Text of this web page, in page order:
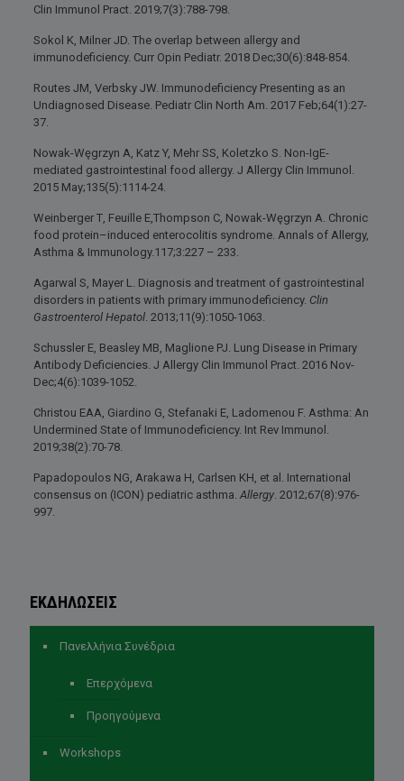
Clin Immunol Pract. 2019;7(3):788-798.
Sokol K, Milner JD. The overlap between allergy and
immunodeficiency. Curr Opin Pediatr. 2018 Dec;30(6):848-854.
Routes JM, Verbsky JW. Immunodeficiency Presenting as an
Undiagnosed Disease. Pediatr Clin North Am. 2017 Feb;64(1):27-
37.
Nowak-Węgrzyn A, Katz Y, Mehr SS, Koletzko S. Non-IgE-
mediated gastrointestinal food allergy. J Allergy Clin Immunol.
2015 May;135(5):1114-24.
Weinberger Τ, Feuille Ε,Thompson C, Nowak-Węgrzyn A. Chronic
food protein–induced enterocolitis syndrome. Annals of Allergy,
Asthma & Immunology.117;3:227 – 233.
Agarwal S, Mayer L. Diagnosis and treatment of gastrointestinal
disorders in patients with primary immunodeficiency. Clin
Gastroenterol Hepatol. 2013;11(9):1050-1063.
Schussler E, Beasley MB, Maglione PJ. Lung Disease in Primary
Antibody Deficiencies. J Allergy Clin Immunol Pract. 2016 Nov-
Dec;4(6):1039-1052.
Christou EAA, Giardino G, Stefanaki E, Ladomenou F. Asthma: An
Undermined State of Immunodeficiency. Int Rev Immunol.
2019;38(2):70-78.
Papadopoulos NG, Arakawa H, Carlsen KH, et al. International
consensus on (ICON) pediatric asthma. Allergy. 2012;67(8):976-
997.
ΕΚΔΗΛΩΣΕΙΣ
Πανελλήνια Συνέδρια
Επερχόμενα
Προηγούμενα
Workshops